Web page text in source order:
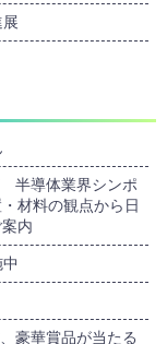
半導体業界シンポ
材料の観点から日
内
豪華賞品が当たる